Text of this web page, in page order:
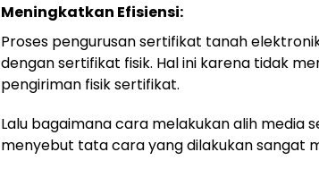
Meningkatkan Efisiensi:
Proses pengurusan sertifikat tanah
dengan sertifikat fisik. Hal ini karena tidak
pengiriman fisik sertifikat.
Lalu bagaimana cara melakukan alih media
menyebut tata cara yang dilakukan sangat